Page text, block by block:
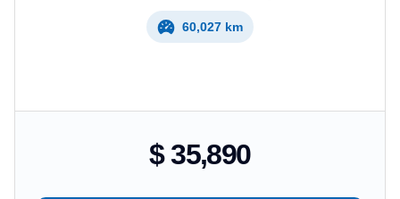
60,027 km
$ 35,890